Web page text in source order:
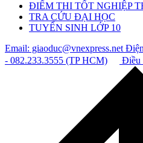
ĐIỂM THI TỐT NGHIỆP
TRA CỨU ĐẠI HỌC
TUYỂN SINH LỚP 10
Email: giaoduc@vnexpress.net
- 082.233.3555 (TP HCM)
Điều